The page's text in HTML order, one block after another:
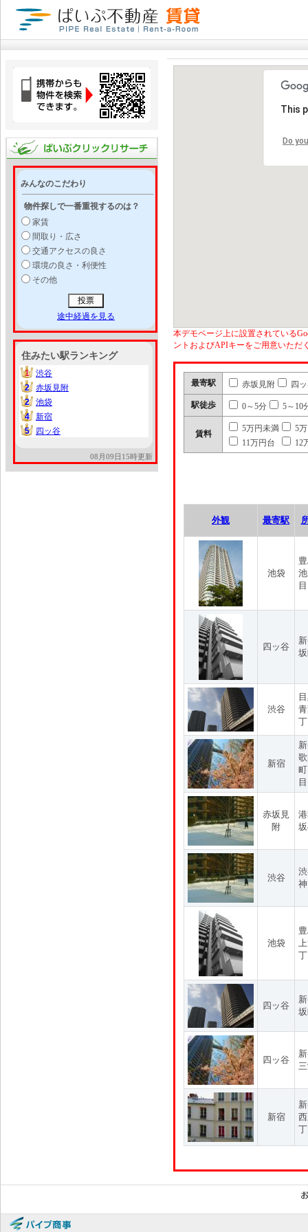
みんなのこだわり
物件探しで一番重視するのは？
家賃
間取り・広さ
交通アクセスの良さ
環境の良さ・利便性
その他
途中経過を見る
住みたい駅ランキング
1
1
渋谷
2
2
赤坂見附
2
2
池袋
4
4
新宿
5
5 四ッ谷
08月09日15時更新
This
Do
本デモページ上に設置されている
ントおよびAPIキーをご用意いただ
最寄駅 赤坂見附 四
駅徒歩 0～5分 5～10
賃料
5万円未満
5
11万円台
12
外観 最寄駅
池袋
目
四ッ谷
渋谷
新宿
目
赤坂見
附
渋谷
池袋
四ッ谷
四ッ谷
新宿